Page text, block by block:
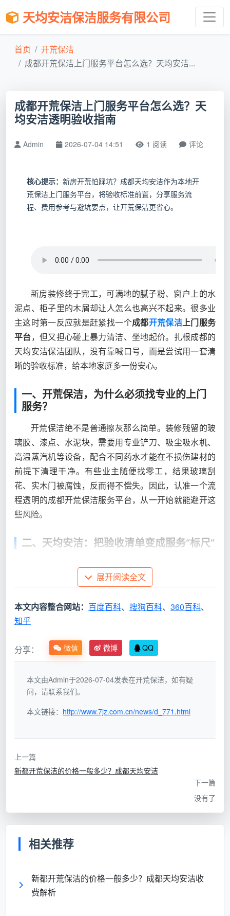
天均安洁保洁服务有限公司
首页
开荒保洁
成都开荒保洁上门服务平台怎么选？天均安洁...
成都开荒保洁上门服务平台怎么选？天
均安洁透明验收指南
Admin 2026-07-04 14:51 1 阅读 评论
核心提示： 新房开荒怕踩坑？成都天均安洁作为本地开
荒保洁上门服务平台，将验收标准前置，分享服务流
程、费用参考与避坑要点，让开荒保洁更省心。
新房装修终于完工，可满地的腻子粉、窗户上的水
泥点、柜子里的木屑却让人怎么也高兴不起来。很多业
主这时第一反应就是赶紧找一个成都开荒保洁上门服务
平台，但又担心碰上暴力清洁、坐地起价。扎根成都的
天均安洁保洁团队，没有靠喊口号，而是尝试用一套清
晰的验收标准，给本地家庭多一份安心。
一、开荒保洁，为什么必须找专业的上门
服务？
开荒保洁绝不是普通擦灰那么简单。装修残留的玻
璃胶、漆点、水泥块，需要用专业铲刀、吸尘吸水机、
高温蒸汽机等设备，配合不同药水才能在不损伤建材的
前提下清理干净。有些业主随便找零工，结果玻璃刮
花、实木门被腐蚀，反而得不偿失。因此，认准一个流
程透明的成都开荒保洁服务平台，从一开始就能避开这
些风险。
二、天均安洁：把验收清单变成服务“标尺”
告的团队，却靠着“先亮标准再干活”的方式，慢慢积累
针对成都常见的精装房、清水房、LOFT等户型，整理出
一套可交付的验收清单。
2.1 七区精细化清洁流程
的操作步骤和自检项：
区域 关键清理项 使用工具
室
留胶
高温蒸汽机、不
卫生间
墙砖水泥渍、地漏水泥
阳台/飘
展开阅读全文
本文内容整合网站： 百度百科、 搜狗百科、 360百科、
知乎
分享： 微信 微博 QQ
本文由Admin于2026-07-04发表在开荒保洁，如有疑
问，请联系我们。
本文链接： http://www.7jz.com.cn/news/d_771.html
上一篇
新都开荒保洁的价格一般多少？成都天均安洁
下一篇
没有了
相关推荐
新都开荒保洁的价格一般多少？成都天均安洁收
费解析